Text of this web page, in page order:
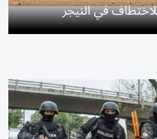
في النيجر